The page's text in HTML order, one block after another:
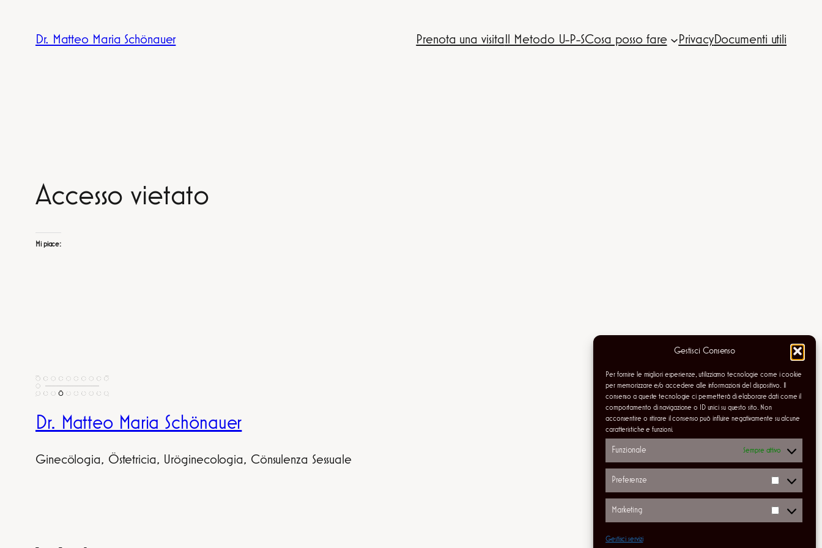
Gestisci Consenso
Per fornire le migliori esperienze, utilizziamo tecnologie come i cookie
per memorizzare e/o accedere alle informazioni del dispositivo. Il
consenso a queste tecnologie ci permetterà di elaborare dati come il
comportamento di navigazione o ID unici su questo sito. Non
acconsentire o ritirare il consenso può influire negativamente su alcune
caratteristiche e funzioni.
Funzionale Sempre attivo
Preferenze
Marketing
Gestisci servizi
contenuto
Dr. Matteo Maria Schönauer Prenota una visita Il Metodo U-P-SCosa posso fare PrivacyDocumenti utili
Accesso vietato
Mi piace:
Dr. Matteo Maria Schönauer
Ginecölogia, Östetricia, Uröginecologia, Cönsulenza Sessuale
Blog
Chi siamo
FAQ
Autori
Eventi
Negozio
Pattern
Temi